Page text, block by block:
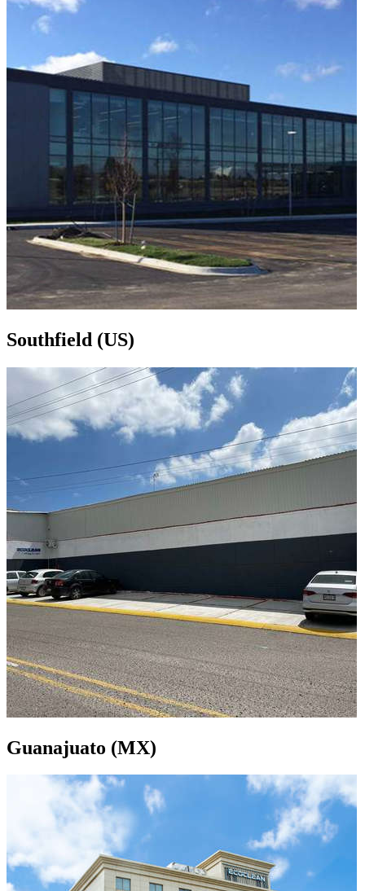
Southfield (US)
Guanajuato (MX)